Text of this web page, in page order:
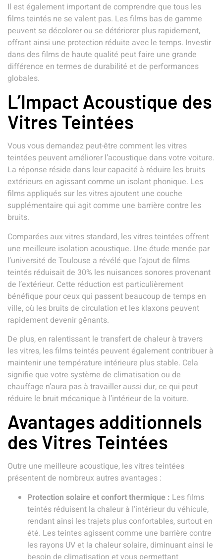
Il est également important de comprendre que tous les
films teintés ne se valent pas. Les films bas de gamme
peuvent se décolorer ou se détériorer plus rapidement,
offrant ainsi une protection réduite avec le temps. Investir
dans des films de haute qualité peut faire une grande
différence en termes de durabilité et de performances
globales.
L’Impact Acoustique des
Vitres Teintées
Vous vous demandez peut-être comment les vitres
teintées peuvent améliorer l’acoustique dans votre voiture.
La réponse réside dans leur capacité à réduire les bruits
extérieurs en agissant comme un isolant phonique. Les
films appliqués sur les vitres ajoutent une couche
supplémentaire qui agit comme une barrière contre les
bruits.
Comparées aux vitres standard, les vitres teintées offrent
une meilleure isolation acoustique. Une étude menée par
l’université de Toulouse a révélé que l’ajout de films
teintés réduisait de 30% les nuisances sonores provenant
de l’extérieur. Cette réduction est particulièrement
bénéfique pour ceux qui passent beaucoup de temps en
ville, où les bruits de circulation et les klaxons peuvent
rapidement devenir gênants.
De plus, en ralentissant le transfert de chaleur à travers
les vitres, les films teintés peuvent également contribuer à
maintenir une température intérieure plus stable. Cela
signifie que votre système de climatisation ou de
chauffage n’aura pas à travailler aussi dur, ce qui peut
réduire le bruit mécanique à l’intérieur de la voiture.
Avantages additionnels
des Vitres Teintées
Outre une meilleure acoustique, les vitres teintées
présentent de nombreux autres avantages :
Protection solaire et confort thermique : Les films
teintés réduisent la chaleur à l’intérieur du véhicule,
rendant ainsi les trajets plus confortables, surtout en
été. Les teintes agissent comme une barrière contre
les rayons UV et la chaleur solaire, diminuant ainsi le